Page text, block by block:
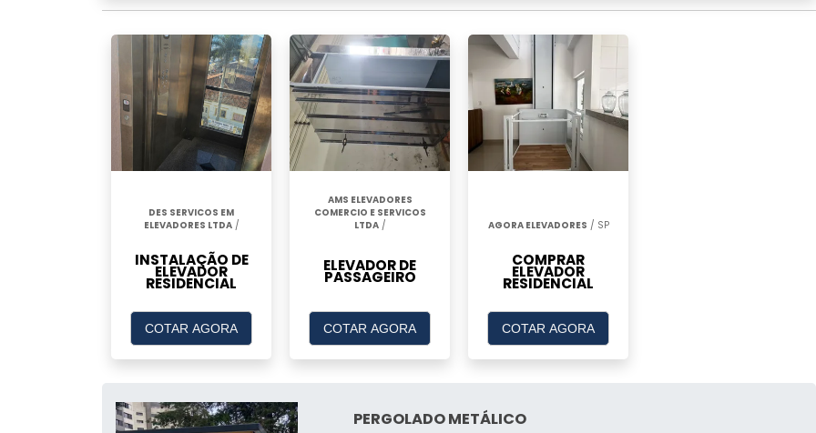
DES SERVICOS EM
ELEVADORES LTDA/
INSTALAÇÃO DE
ELEVADOR
RESIDENCIAL
COTAR AGORA
AMS ELEVADORES
COMERCIO E SERVICOS
LTDA/
ELEVADOR DE
PASSAGEIRO
COTAR AGORA
AGORA ELEVADORES / SP
COMPRAR
ELEVADOR
RESIDENCIAL
COTAR AGORA
PERGOLADO METÁLICO